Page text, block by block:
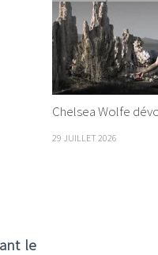
le
Chelsea Wolfe
29 JUILLET 2026